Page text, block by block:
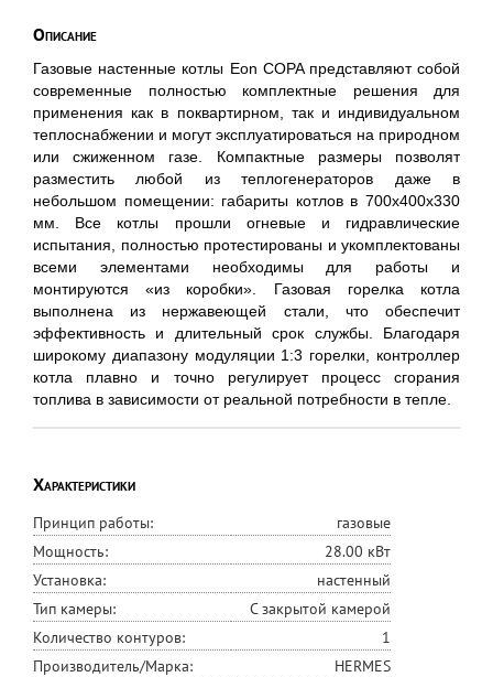
Описание
Газовые настенные котлы Eon COPA представляют собой
современные полностью комплектные решения для
применения как в поквартирном, так и индивидуальном
теплоснабжении и могут эксплуатироваться на природном
или сжиженном газе. Компактные размеры позволят
разместить любой из теплогенераторов даже в
небольшом помещении: габариты котлов в 700х400х330
мм. Все котлы прошли огневые и гидравлические
испытания, полностью протестированы и укомплектованы
всеми элементами необходимы для работы и
монтируются «из коробки». Газовая горелка котла
выполнена из нержавеющей стали, что обеспечит
эффективность и длительный срок службы. Благодаря
широкому диапазону модуляции 1:3 горелки, контроллер
котла плавно и точно регулирует процесс сгорания
топлива в зависимости от реальной потребности в тепле.
Характеристики
Принцип работы:
газовые
Мощность:
28.00 кВт
Установка:
настенный
Тип камеры:
С закрытой камерой
Количество контуров:
1
Производитель/Марка:
HERMES